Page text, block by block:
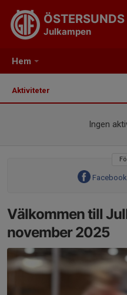
Hem
ÖSTERSUNDS
Julkampen
Aktiviteter
Ingen
Facebook
Välkommen till
november 2025